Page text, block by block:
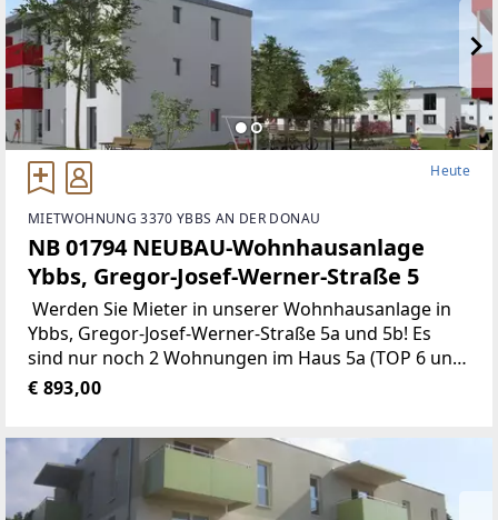
Heute
MIETWOHNUNG 3370 YBBS AN DER DONAU
NB 01794 NEUBAU-Wohnhausanlage
Ybbs, Gregor-Josef-Werner-Straße 5
Werden Sie Mieter in unserer Wohnhausanlage in
Ybbs, Gregor-Josef-Werner-Straße 5a und 5b! Es
sind nur noch 2 Wohnungen im Haus 5a (TOP 6 und
TOP 7) verfügbar! Der Heizwärmebedarf gemäß
€ 893,00